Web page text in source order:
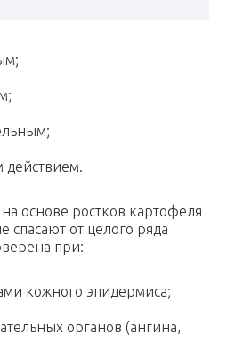
действием.
основе ростков картофеля
спасают от целого ряда
при:
кожного эпидермиса;
органов (ангина,